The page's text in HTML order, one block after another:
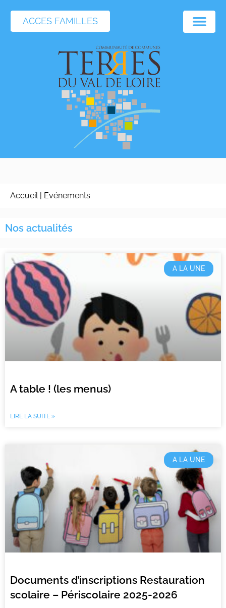
ACCES FAMILLES
Accueil| Evénements
Nos actualités
A LA UNE
A table ! (les menus)
LIRE LA SUITE »
A LA UNE
Documents d’inscriptions Restauration
scolaire – Périscolaire 2025-2026